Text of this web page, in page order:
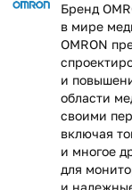
Бренд
в мире
OMRON
и
области
своими
включая
и многое
для
и